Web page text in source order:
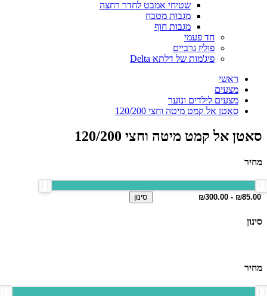
שטיחי אמבט לחדר רחצה
מגבות מטבח
מגבות חוף
חד פעמי
פוליז גרביים
פיג'מות של דלתא Delta
ראשי
מצעים
מצעים לילדים ונוער
סאטן אל קמט מיטה וחצי 120/200
סאטן אל קמט מיטה וחצי 120/200
מחיר
סינון
סינון
מחיר